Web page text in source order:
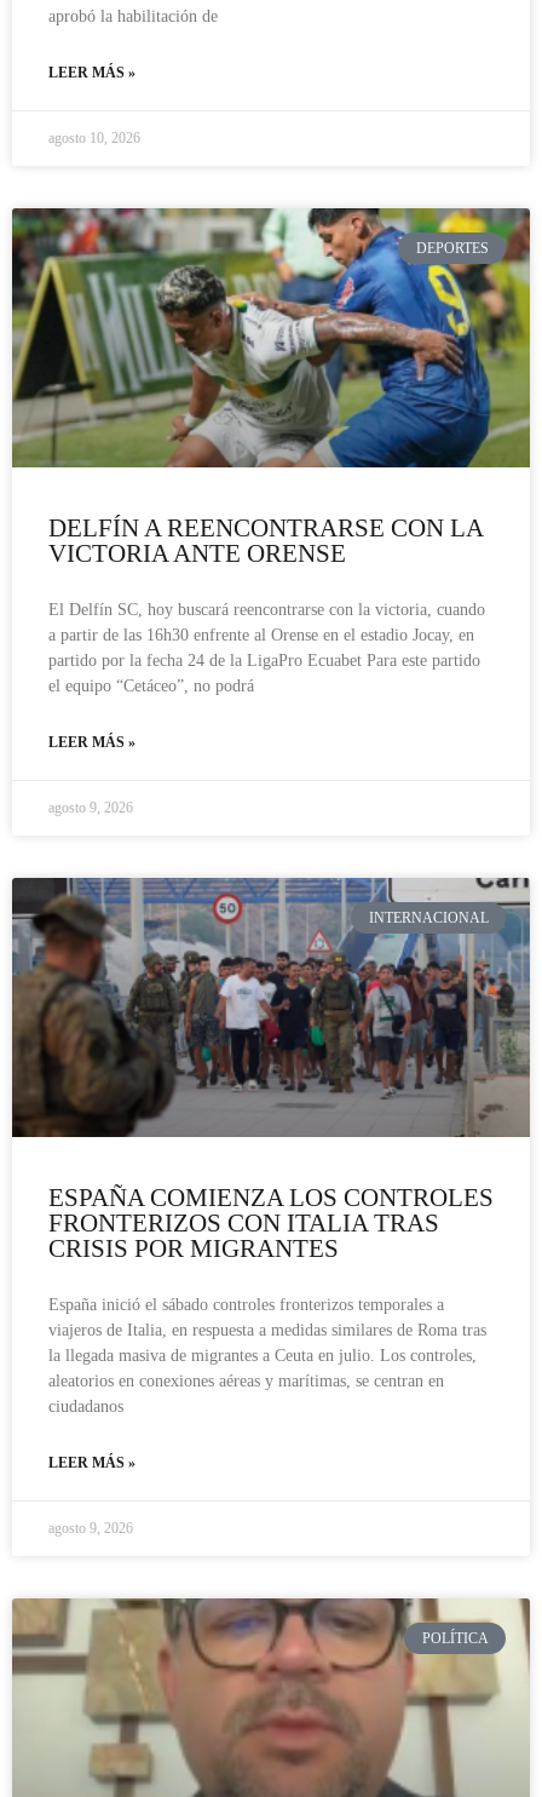
aprobó la habilitación de
LEER MÁS »
agosto 10, 2026
DEPORTES
DELFÍN A REENCONTRARSE CON LA
VICTORIA ANTE ORENSE
El Delfín SC, hoy buscará reencontrarse con la victoria, cuando
a partir de las 16h30 enfrente al Orense en el estadio Jocay, en
partido por la fecha 24 de la LigaPro Ecuabet Para este partido
el equipo “Cetáceo”, no podrá
LEER MÁS »
agosto 9, 2026
INTERNACIONAL
ESPAÑA COMIENZA LOS CONTROLES
FRONTERIZOS CON ITALIA TRAS
CRISIS POR MIGRANTES
España inició el sábado controles fronterizos temporales a
viajeros de Italia, en respuesta a medidas similares de Roma tras
la llegada masiva de migrantes a Ceuta en julio. Los controles,
aleatorios en conexiones aéreas y marítimas, se centran en
ciudadanos
LEER MÁS »
agosto 9, 2026
POLÍTICA